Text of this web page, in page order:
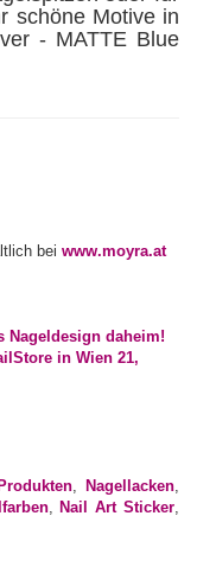
bei www.moyra.at
, Nagellacken,
, Nail Art Sticker,